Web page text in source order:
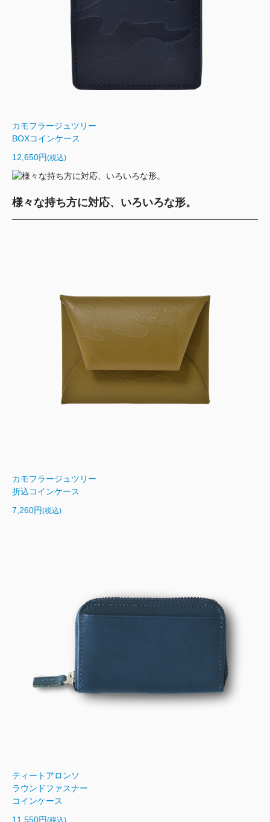
カモフラージュツリー
BOXコインケース
12,650円(税込)
様々な持ち方に対応、いろいろな形。
カモフラージュツリー
折込コインケース
7,260円(税込)
ティートアロンソ
ラウンドファスナー
コインケース
11,550円(税込)